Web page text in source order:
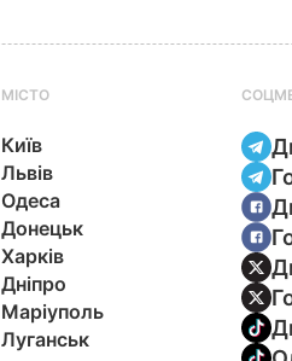
МІСТО
Київ
Львів
Одеса
Донецьк
Харків
Дніпро
Маріуполь
Луганськ